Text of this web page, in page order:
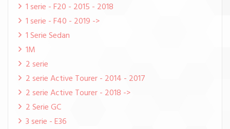
1 serie - F20 - 2015 - 2018
1 serie - F40 - 2019 ->
1 Serie Sedan
1M
2 serie
2 serie Active Tourer - 2014 - 2017
2 serie Active Tourer - 2018 ->
2 Serie GC
3 serie - E36